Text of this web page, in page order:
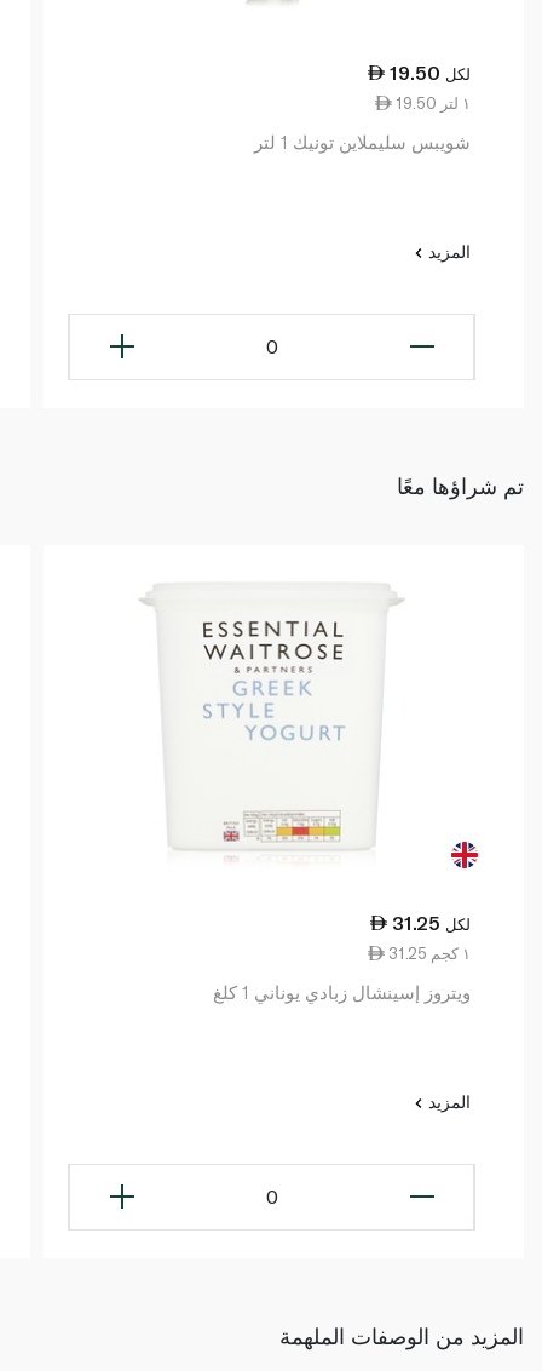
19.50 لكل
19.50 ١ لتر
شويبس سليملاين تونيك 1 لتر
المزيد
0
تم شراؤها معًا
31.25 لكل
31.25 ١ كجم
ويتروز إسينشال زبادي يوناني 1 كلغ
المزيد
0
المزيد من الوصفات الملهمة